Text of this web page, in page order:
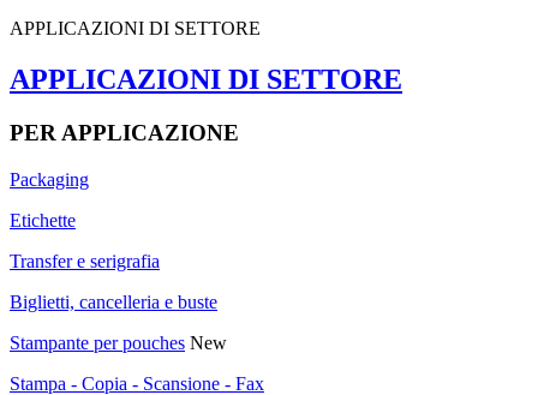
APPLICAZIONI DI SETTORE
APPLICAZIONI DI SETTORE
PER APPLICAZIONE
Packaging
Etichette
Transfer e serigrafia
Biglietti, cancelleria e buste
Stampante per pouches New
Stampa - Copia - Scansione - Fax